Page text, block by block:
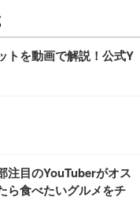
トを動画で解説！公式Y
注目のYouTuberがオス
ら食べたいグルメをチ